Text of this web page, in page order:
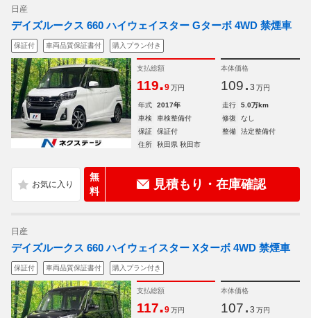
日産
デイズルークス 660 ハイウェイスター Gターボ 4WD 禁煙車
保証付 車両品質保証書付 購入プラン付き
支払総額
119.9 万円
本体価格
109. 3 万円
年式 2017年 走行
5.0万km
車検
車検整備付 修復
なし
保証
保証付 整備
法定整備付
住所
秋田県 秋田市
無
料
見積もり・在庫確認
日産
デイズルークス 660 ハイウェイスター Xターボ 4WD 禁煙車
保証付 車両品質保証書付 購入プラン付き
支払総額
117.9 万円
本体価格
107. 3 万円